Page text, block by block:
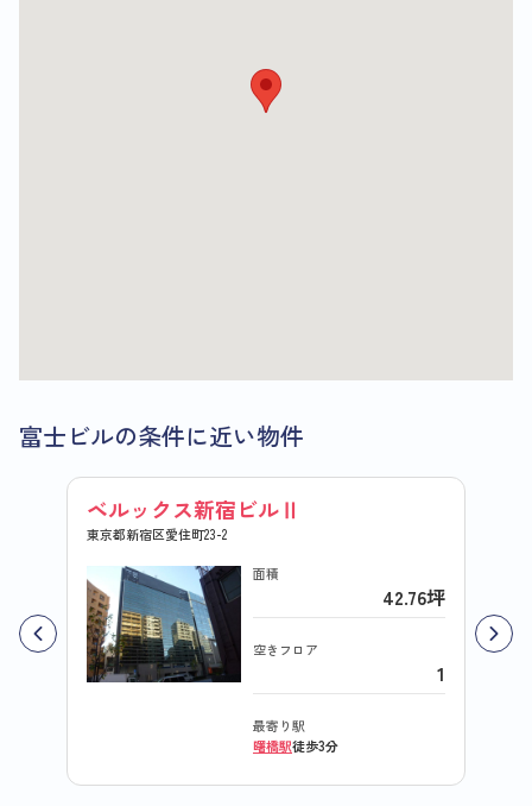
富士ビルの条件に近い物件
ベルックス新宿ビルⅡ
東京都新宿区愛住町23-2
面積
42.76坪
空きフロア
1
最寄り駅
曙橋駅徒歩3分